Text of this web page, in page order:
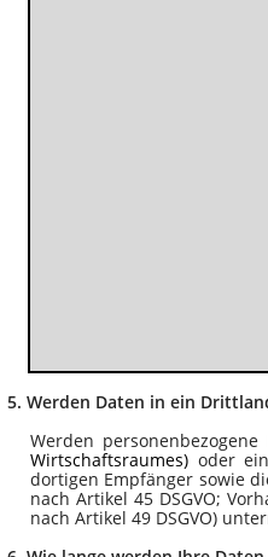
5. Werden Daten in ein
Werden
Wirtschaftsraumes) oder
dortigen Empfänger sowie
nach Artikel 45 DSGVO;
nach Artikel 49 DSGVO)